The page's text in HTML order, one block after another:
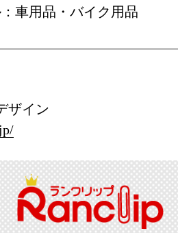
車用品・バイク用品
ザイン